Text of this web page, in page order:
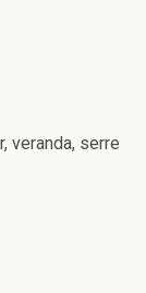
veranda, serre